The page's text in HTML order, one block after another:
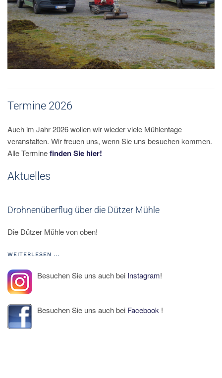
Termine 2026
Auch im Jahr 2026 wollen wir wieder viele Mühlentage
veranstalten. Wir freuen uns, wenn Sie uns besuchen kommen.
Alle Terminefinden Sie hier!
Aktuelles
Drohnenüberflug über die Dützer Mühle
Die Dützer Mühle von oben!
WEITERLESEN ...
Besuchen Sie uns auch bei Instagram!
Besuchen Sie uns auch bei Facebook !